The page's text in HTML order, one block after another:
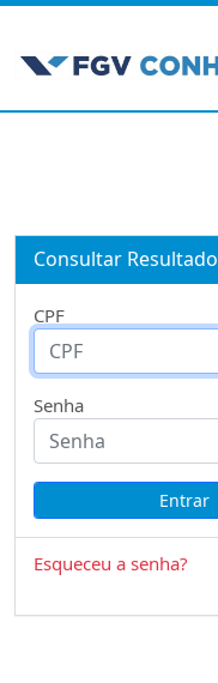
Consultar Resultado
CPF
Senha
Esqueceu a senha?